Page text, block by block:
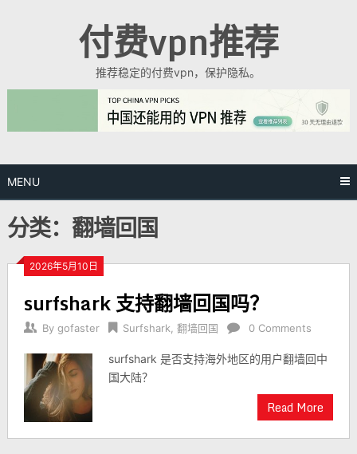
付费vpn推荐
推荐稳定的付费vpn，保护隐私。
MENU
分类：翻墙回国
2026年5月10日
surfshark 支持翻墙回国吗？
By gofaster Surfshark 翻墙回国 0 Comments
surfshark 是否支持海外地区的用户翻墙回中
国大陆？
Read More